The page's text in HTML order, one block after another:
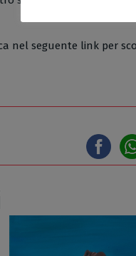
nel seguente link per